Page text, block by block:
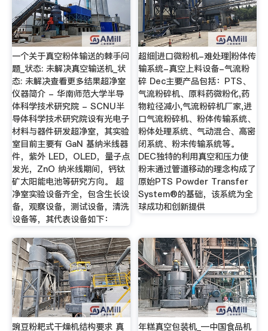
一个关于真空粉体输送的棘手问
题_状态: 未解决真空输送机_状
态: 未解决查看更多结果超净室
仪器简介 - 华南师范大学半导
体科学技术研究院 - SCNU半
导体科学技术研究院设有光电子
材料与器件研发超净室，其实验
室目前主要有 GaN 基纳米线器
件，紫外 LED，OLED，量子点
发光，ZnO 纳米线期间，钙钛
矿太阳能电池等研究方向。 超
净室实验设备齐全，包含生长设
备，观察设备，测试设备，清洗
设备等，其代表设备如下：
超细|进口微粉机-难处理|粉体传
输系统-真空上料设备-气流粉
碎 Dec主要产品包括：PTS、
气流粉碎机、原料药微粉化,药
物粒径减小,气流粉碎机厂家,进
口气流粉碎机、粉体传输系统、
粉体处理系统、气动混合、高密
闭系统、粉末传输系统等。
DEC独特的利用真空和压力使
粉末通过管道移动的理念构成了
原始PTS Powder Transfer
System®的基础，该系统为全
球成功和创新提供
豌豆粉耙式干燥机结构要求 真 年糕真空包装机_—中国食品机